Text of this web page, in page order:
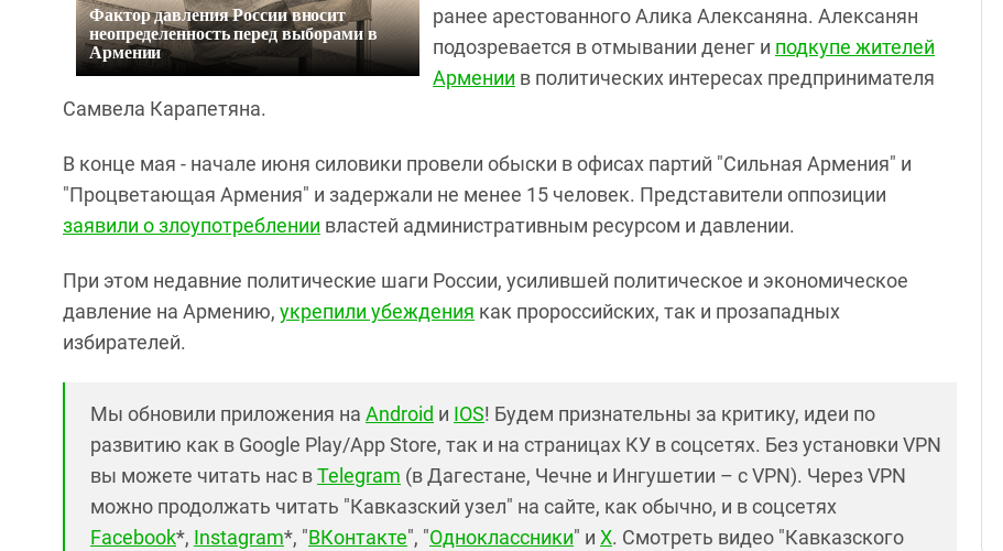
Фактор давления России вносит
неопределенность перед выборами в
Армении
ранее арестованного Алика Алексаняна. Алексанян
подозревается в отмывании денег и подкупе жителей
Армении в политических интересах предпринимателя
Самвела Карапетяна.
В конце мая - начале июня силовики провели обыски в офисах партий "Сильная Армения" и
"Процветающая Армения" и задержали не менее 15 человек. Представители оппозиции
заявили о злоупотреблении властей административным ресурсом и давлении.
При этом недавние политические шаги России, усилившей политическое и экономическое
давление на Армению, укрепили убеждения как пророссийских, так и прозападных
избирателей.
Мы обновили приложения на Android и IOS! Будем признательны за критику, идеи по
развитию как в Google Play/App Store, так и на страницах КУ в соцсетях. Без установки VPN
вы можете читать нас вTelegram (в Дагестане, Чечне и Ингушетии – с VPN). Через VPN
можно продолжать читать "Кавказский узел" на сайте, как обычно, и в соцсетях
Facebook*, Instagram*, "ВКонтакте", "Одноклассники" и X. Смотреть видео "Кавказского